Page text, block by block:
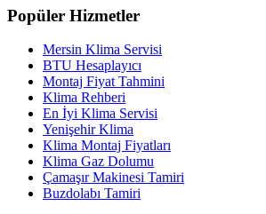
Popüler Hizmetler
Mersin Klima Servisi
BTU Hesaplayıcı
Montaj Fiyat Tahmini
Klima Rehberi
En İyi Klima Servisi
Yenişehir Klima
Klima Montaj Fiyatları
Klima Gaz Dolumu
Çamaşır Makinesi Tamiri
Buzdolabı Tamiri